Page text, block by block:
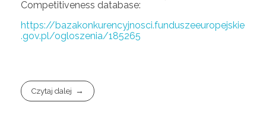
Competitiveness database:
https://bazakonkurencyjnosci.funduszeeuropejskie
.gov.pl/ogloszenia/185265
Czytaj dalej